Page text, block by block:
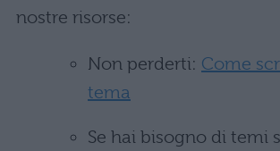
nostre risorse:
Non perderti: Come
tema
Se hai bisogno di temi